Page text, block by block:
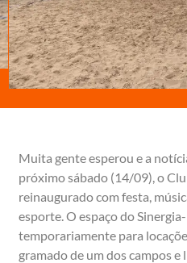
Muita gente esperou e a
próximo sábado (14/09), o
reinaugurado com festa,
esporte. O espaço do
temporariamente para
gramado de um dos campos e